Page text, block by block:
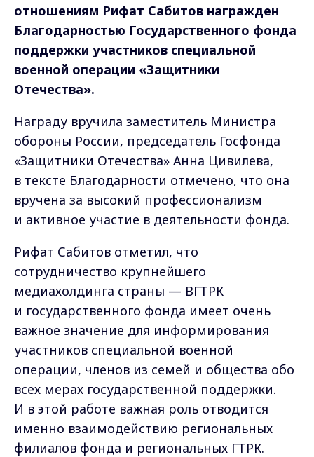
отношениям Рифат Сабитов награжден
Благодарностью Государственного фонда
поддержки участников специальной
военной операции «Защитники
Отечества».
Награду вручила заместитель Министра
обороны России, председатель Госфонда
«Защитники Отечества» Анна Цивилева,
в тексте Благодарности отмечено, что она
вручена за высокий профессионализм
и активное участие в деятельности фонда.
Рифат Сабитов отметил, что
сотрудничество крупнейшего
медиахолдинга страны — ВГТРК
и государственного фонда имеет очень
важное значение для информирования
участников специальной военной
операции, членов из семей и общества обо
всех мерах государственной поддержки.
И в этой работе важная роль отводится
именно взаимодействию региональных
филиалов фонда и региональных ГТРК.